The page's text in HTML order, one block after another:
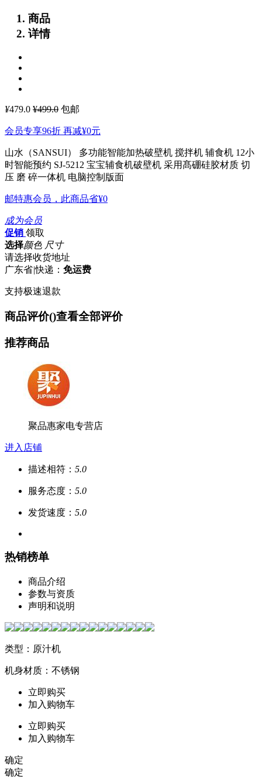
商品
详情
¥479.0 ¥499.0 包邮
会员专享96折 再减¥0元
山水（SANSUI） 多功能智能加热破壁机 搅拌机 辅食机 12小
时智能预约 SJ-5212 宝宝辅食机破壁机 采用髙硼硅胶材质 切
压 磨 碎一体机 电脑控制版面
邮特惠会员，此商品省¥0
成为会员
促销 领取
选择颜色 尺寸
请选择收货地址
广东省|快递： 免运费
支持极速退款
商品评价()查看全部评价
推荐商品
聚品惠家电专营店
进入店铺
描述相符： 5.0
服务态度： 5.0
发货速度： 5.0
热销榜单
商品介绍
参数与资质
声明和说明
类型：原汁机
机身材质：不锈钢
立即购买
加入购物车
立即购买
加入购物车
确定
确定